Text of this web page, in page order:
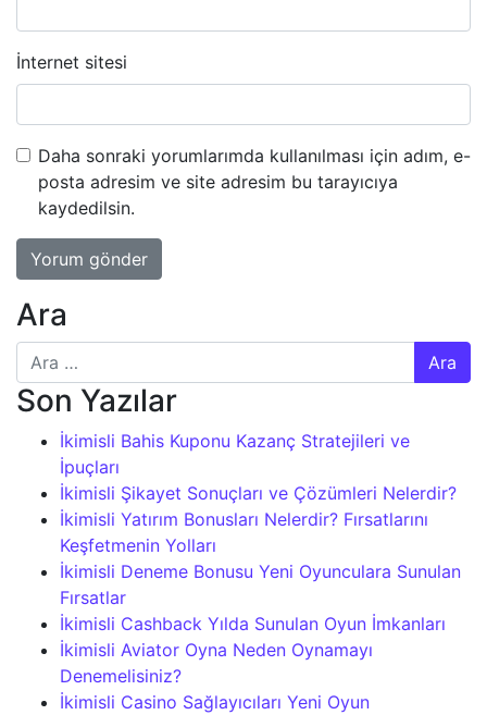
İnternet sitesi
Daha sonraki yorumlarımda kullanılması için adım, e-
posta adresim ve site adresim bu tarayıcıya
kaydedilsin.
Ara
Arama:
Son Yazılar
İkimisli Bahis Kuponu Kazanç Stratejileri ve
İpuçları
İkimisli Şikayet Sonuçları ve Çözümleri Nelerdir?
İkimisli Yatırım Bonusları Nelerdir? Fırsatlarını
Keşfetmenin Yolları
İkimisli Deneme Bonusu Yeni Oyunculara Sunulan
Fırsatlar
İkimisli Cashback Yılda Sunulan Oyun İmkanları
İkimisli Aviator Oyna Neden Oynamayı
Denemelisiniz?
İkimisli Casino Sağlayıcıları Yeni Oyun